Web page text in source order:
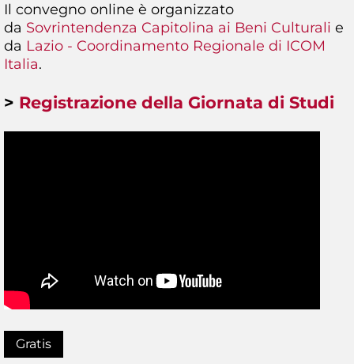
Il convegno online è organizzato
da Sovrintendenza Capitolina ai Beni Culturali e
da Lazio - Coordinamento Regionale di ICOM
Italia.
> Registrazione della Giornata di Studi
Gratis